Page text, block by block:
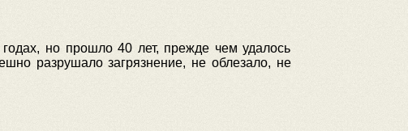
но прошло 40 лет, прежде чем удалось
разрушало загрязнение, не облезало, не